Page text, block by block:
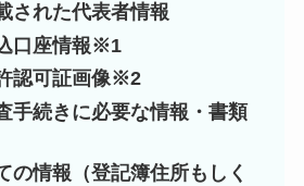
された代表者情報
口座情報※1
認可証画像※2
手続きに必要な情報・書類
の情報（登記簿住所もしく